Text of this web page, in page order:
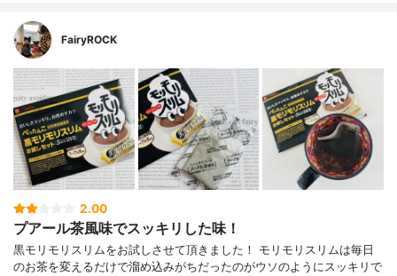
FairyROCK
2.00
プアール茶風味でスッキリした味！
黒モリモリスリムをお試しさせて頂きました！ モリモリスリムは毎日
のお茶を変えるだけで溜め込みがちだったのがウソのようにスッキリで